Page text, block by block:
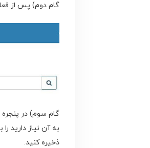
گام دوم) پس از
گام سوم) در
به آن نیاز دارید
ذخیره کنید.